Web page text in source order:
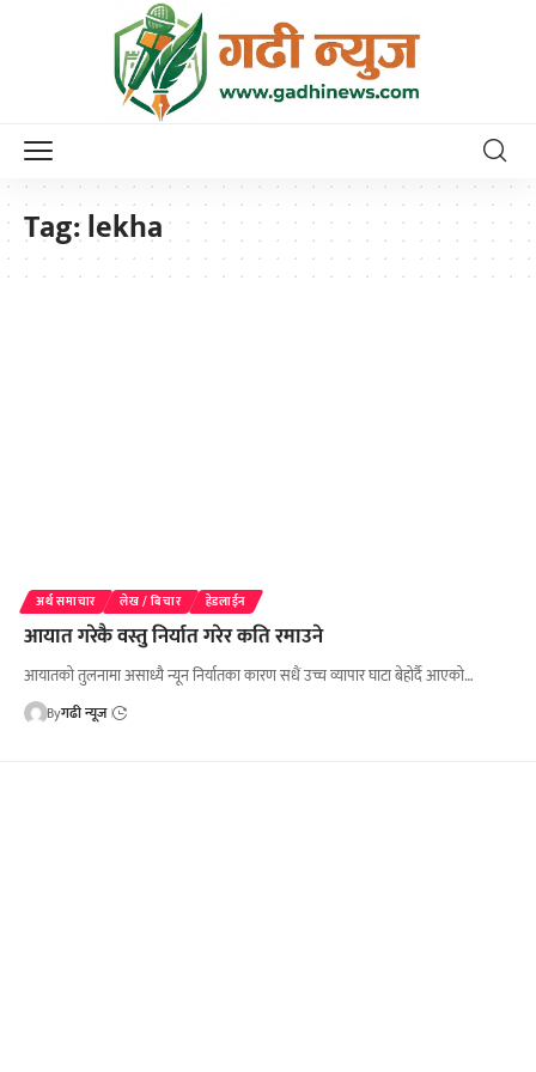
Tag:lekha
अर्थ समाचार लेख / बिचार हेडलाईन
आयात गरेकै वस्तु निर्यात गरेर कति रमाउने
आयातको तुलनामा असाध्यै न्यून निर्यातका कारण सधैं उच्च व्यापार घाटा बेहोर्दै आएको…
Byगढी न्यूज